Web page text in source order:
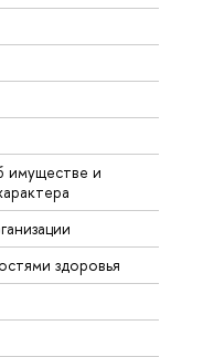
имуществе и
здоровья